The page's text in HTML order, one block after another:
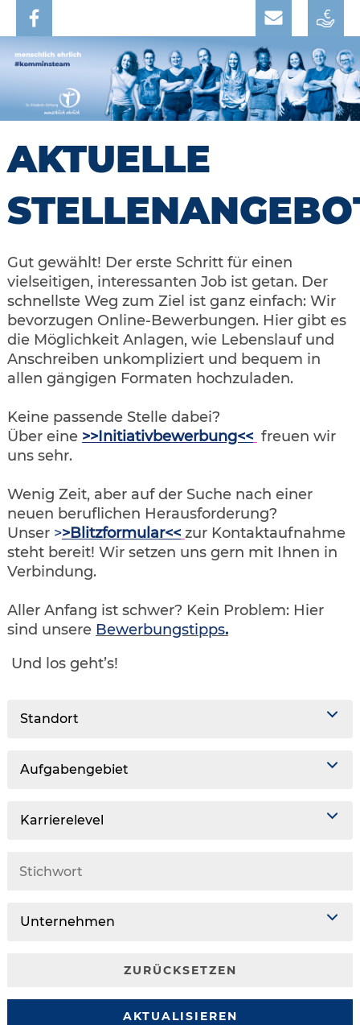
AKTUELLE
Gut gewählt! Der erste Schritt für einen
vielseitigen, interessanten Job ist getan. Der
schnellste Weg zum Ziel ist ganz einfach: Wir
bevorzugen Online-Bewerbungen. Hier gibt es
die Möglichkeit Anlagen, wie Lebenslauf und
Anschreiben unkompliziert und bequem in
allen gängigen Formaten hochzuladen.
Keine passende Stelle dabei?
Über eine >>Initiativbewerbung<< freuen wir
uns sehr.
Wenig Zeit, aber auf der Suche nach einer
neuen beruflichen Herausforderung?
Unser >>Blitzformular<< zur Kontaktaufnahme
steht bereit! Wir setzen uns gern mit Ihnen in
Verbindung.
Aller Anfang ist schwer? Kein Problem: Hier
sind unsere Bewerbungstipps.
Und los geht’s!
Standort
Aufgabengebiet
Karrierelevel
Unternehmen
ZURÜCKSETZEN
AKTUALISIEREN